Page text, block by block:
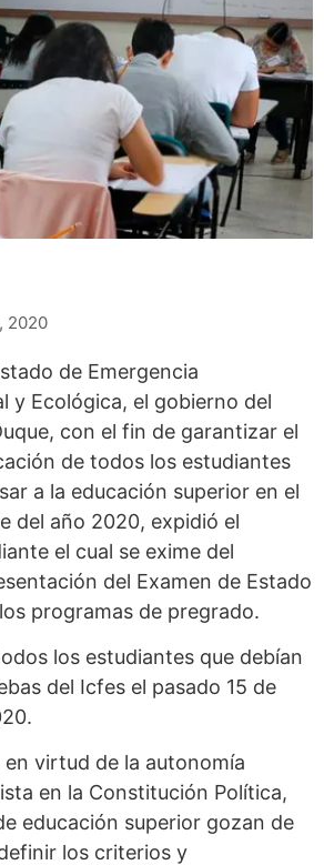
2020
de Emergencia
y Ecológica, el gobierno del
con el fin de garantizar el
de todos los estudiantes
a la educación superior en el
del año 2020, expidió el
el cual se exime del
del Examen de Estado
programas de pregrado.
los estudiantes que debían
del Icfes el pasado 15 de
virtud de la autonomía
en la Constitución Política,
educación superior gozan de
los criterios y